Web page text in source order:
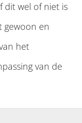
dit wel of niet is
gewoon en
het
van de